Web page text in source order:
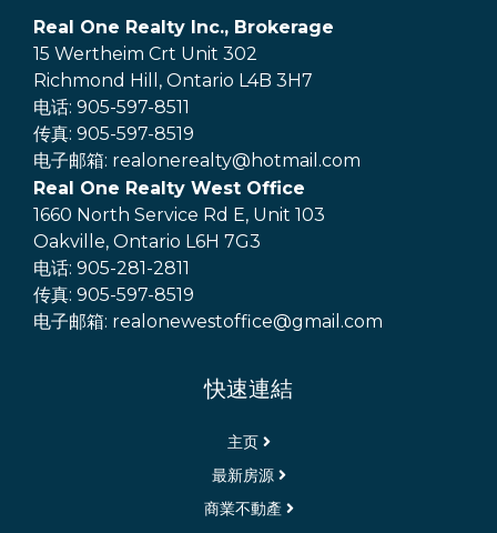
Real One Realty Inc., Brokerage
15 Wertheim Crt Unit 302
Richmond Hill, Ontario L4B 3H7
电话: 905-597-8511
传真: 905-597-8519
电子邮箱: realonerealty@hotmail.com
Real One Realty West Office
1660 North Service Rd E, Unit 103
Oakville, Ontario L6H 7G3
电话: 905-281-2811
传真: 905-597-8519
电子邮箱: realonewestoffice@gmail.com
快速連結
主页
最新房源
商業不動產